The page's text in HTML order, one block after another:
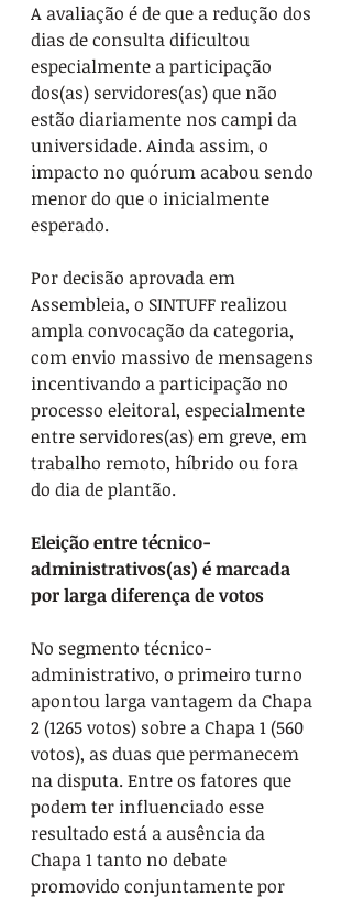
A avaliação é de que a redução dos
dias de consulta dificultou
especialmente a participação
dos(as) servidores(as) que não
estão diariamente nos campi da
universidade. Ainda assim, o
impacto no quórum acabou sendo
menor do que o inicialmente
esperado.
Por decisão aprovada em
Assembleia, o SINTUFF realizou
ampla convocação da categoria,
com envio massivo de mensagens
incentivando a participação no
processo eleitoral, especialmente
entre servidores(as) em greve, em
trabalho remoto, híbrido ou fora
do dia de plantão.
Eleição entre técnico-
administrativos(as) é marcada
por larga diferença de votos
No segmento técnico-
administrativo, o primeiro turno
apontou larga vantagem da Chapa
2 (1265 votos) sobre a Chapa 1 (560
votos), as duas que permanecem
na disputa. Entre os fatores que
podem ter influenciado esse
resultado está a ausência da
Chapa 1 tanto no debate
promovido conjuntamente por